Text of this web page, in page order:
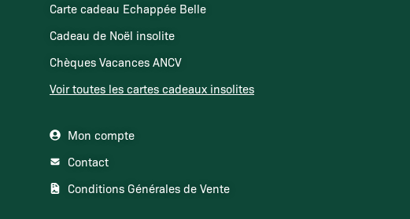
Carte cadeau Echappée Belle
Cadeau de Noël insolite
Chèques Vacances ANCV
Voir toutes les cartes cadeaux insolites
Mon compte
Contact
Conditions Générales de Vente